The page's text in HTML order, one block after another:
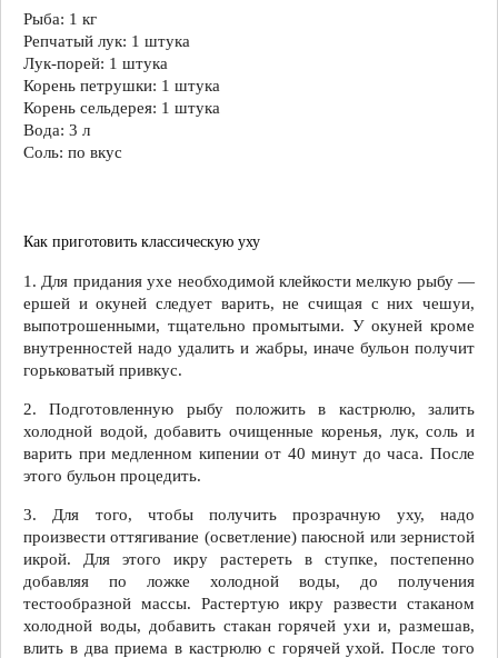
Рыба: 1 кг
Репчатый лук: 1 штука
Лук-порей: 1 штука
Корень петрушки: 1 штука
Корень сельдерея: 1 штука
Вода: 3 л
Соль: по вкус
Как приготовить классическую уху
1. Для придания ухе необходимой клейкости мелкую рыбу —
ершей и окуней следует варить, не счищая с них чешуи,
выпотрошенными, тщательно промытыми. У окуней кроме
внутренностей надо удалить и жабры, иначе бульон получит
горьковатый привкус.
2. Подготовленную рыбу положить в кастрюлю, залить
холодной водой, добавить очищенные коренья, лук, соль и
варить при медленном кипении от 40 минут до часа. После
этого бульон процедить.
3. Для того, чтобы получить прозрачную уху, надо
произвести оттягивание (осветление) паюсной или зернистой
икрой. Для этого икру растереть в ступке, постепенно
добавляя по ложке холодной воды, до получения
тестообразной массы. Растертую икру развести стаканом
холодной воды, добавить стакан горячей ухи и, размешав,
влить в два приема в кастрюлю с горячей ухой. После того
тарелку
с
ухой
можно
положить
кусок
вареной